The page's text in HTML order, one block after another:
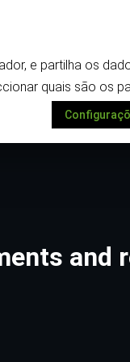
and
e partilha os
quais são os